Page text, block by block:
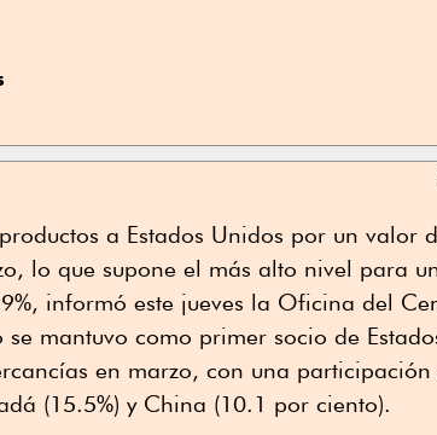
a Estados Unidos por un valor
lo que supone el más alto nivel para
informó este jueves la Oficina del
se mantuvo como primer socio de
en marzo, con una
(15.5%) y China (10.1 por ciento).